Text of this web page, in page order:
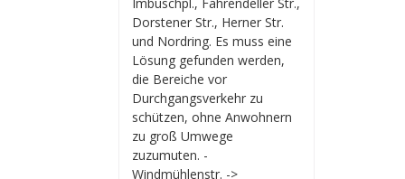
Dorstener Str., Herner Str.
und Nordring. Es muss eine
Lösung gefunden werden,
die Bereiche vor
Durchgangsverkehr zu
schützen, ohne Anwohnern
zu groß Umwege
zuzumuten. -
Windmühlenstr. ->